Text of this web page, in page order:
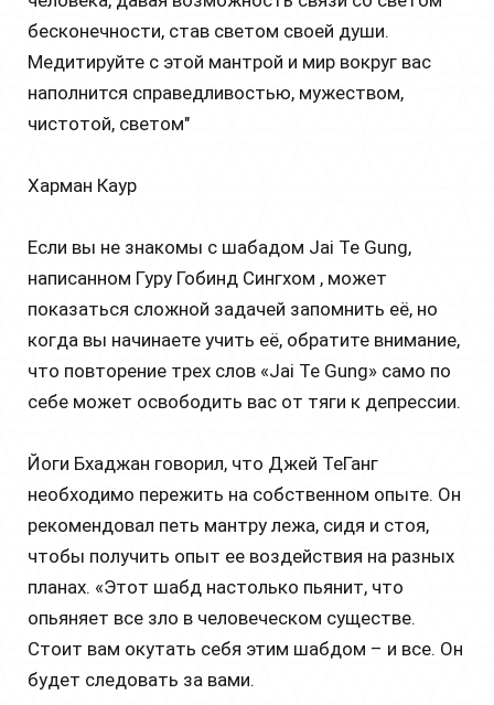
бесконечности, став светом своей души.
Медитируйте с этой мантрой и мир вокруг вас
наполнится справедливостью, мужеством,
чистотой, светом"
Харман Каур
Если вы не знакомы с шабадом Jai Te Gung,
написанном Гуру Гобинд Сингхом , может
показаться сложной задачей запомнить её, но
когда вы начинаете учить её, обратите внимание,
что повторение трех слов «Jai Te Gung» само по
себе может освободить вас от тяги к депрессии.
Йоги Бхаджан говорил, что Джей ТеГанг
необходимо пережить на собственном опыте. Он
рекомендовал петь мантру лежа, сидя и стоя,
чтобы получить опыт ее воздействия на разных
планах. «Этот шабд настолько пьянит, что
опьяняет все зло в человеческом существе.
Стоит вам окутать себя этим шабдом – и все. Он
будет следовать за вами.